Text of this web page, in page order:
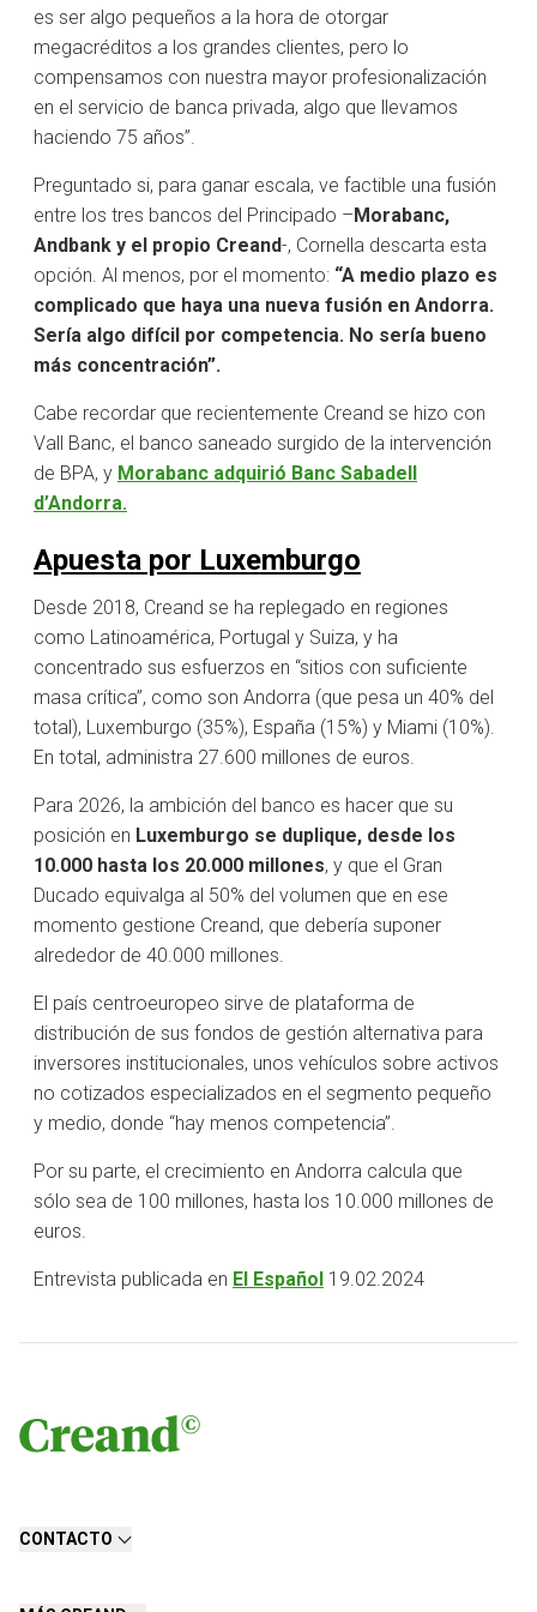
es ser algo pequeños a la hora de otorgar
megacréditos a los grandes clientes, pero lo
compensamos con nuestra mayor profesionalización
en el servicio de banca privada, algo que llevamos
haciendo 75 años”.
Preguntado si, para ganar escala, ve factible una fusión
entre los tres bancos del Principado –Morabanc,
Andbank y el propio Creand-, Cornella descarta esta
opción. Al menos, por el momento: “A medio plazo es
complicado que haya una nueva fusión en Andorra.
Sería algo difícil por competencia. No sería bueno
más concentración”.
Cabe recordar que recientemente Creand se hizo con
Vall Banc, el banco saneado surgido de la intervención
de BPA, y Morabanc adquirió Banc Sabadell
d’Andorra.
Apuesta por Luxemburgo
Desde 2018, Creand se ha replegado en regiones
como Latinoamérica, Portugal y Suiza, y ha
concentrado sus esfuerzos en “sitios con suficiente
masa crítica”, como son Andorra (que pesa un 40% del
total), Luxemburgo (35%), España (15%) y Miami (10%).
En total, administra 27.600 millones de euros.
Para 2026, la ambición del banco es hacer que su
posición en Luxemburgo se duplique, desde los
10.000 hasta los 20.000 millones, y que el Gran
Ducado equivalga al 50% del volumen que en ese
momento gestione Creand, que debería suponer
alrededor de 40.000 millones.
El país centroeuropeo sirve de plataforma de
distribución de sus fondos de gestión alternativa para
inversores institucionales, unos vehículos sobre activos
no cotizados especializados en el segmento pequeño
y medio, donde “hay menos competencia”.
Por su parte, el crecimiento en Andorra calcula que
sólo sea de 100 millones, hasta los 10.000 millones de
euros.
Entrevista publicada en El Español 19.02.2024
CONTACTO